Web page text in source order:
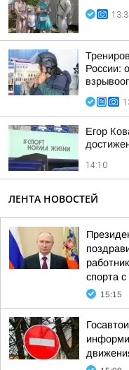
России:
Егор
14:10
ЛЕНТА НОВОСТЕЙ
спорта
15:15